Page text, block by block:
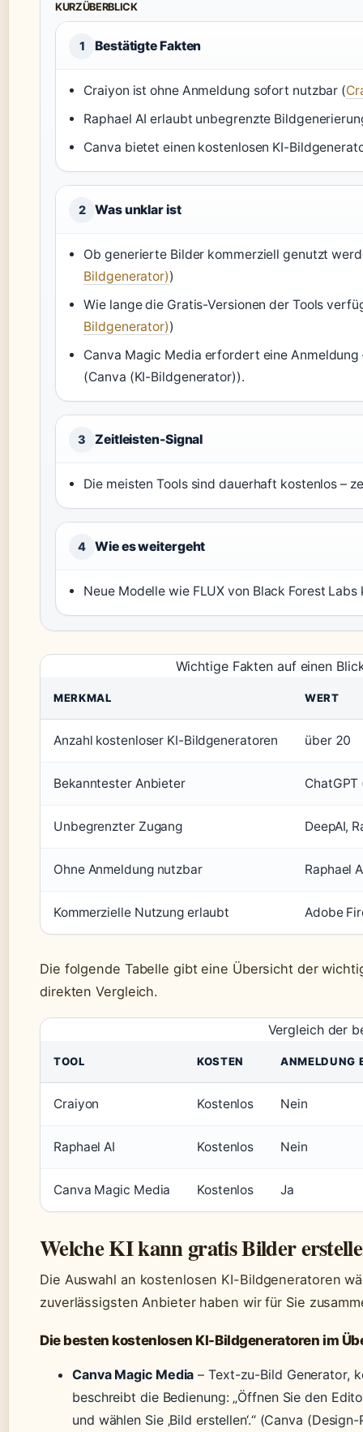
KURZÜBERBLICK
1 Bestätigte Fakten
Craiyon ist ohne Anmeldung sofort nutzbar (
Raphael AI erlaubt unbegrenzte
Canva bietet einen kostenlosen KI-
2 Was unklar ist
Ob generierte Bilder kommerziell genutzt
Bildgenerator))
Wie lange die Gratis-Versionen der Tools
Bildgenerator))
Canva Magic Media erfordert eine
(Canva (KI-Bildgenerator)).
3 Zeitleisten-Signal
Die meisten Tools sind dauerhaft kostenlos –
4 Wie es weitergeht
Neue Modelle wie FLUX von Black Forest
Wichtige Fakten auf einen
MERKMAL WERT
Anzahl kostenloser KI-Bildgeneratoren über 20
Bekanntester Anbieter ChatGPT
Unbegrenzter Zugang DeepAI,
Ohne Anmeldung nutzbar Raphael
Kommerzielle Nutzung erlaubt Adobe
Die folgende Tabelle gibt eine Übersicht der
direkten Vergleich.
Vergleich der
TOOL KOSTEN ANMELDUNG
Craiyon Kostenlos Nein
Raphael AI Kostenlos Nein
Canva Magic Media Kostenlos Ja
Welche KI kann gratis Bilder
Die Auswahl an kostenlosen KI-Bildgeneratoren
zuverlässigsten Anbieter haben wir für Sie
Die besten kostenlosen KI-Bildgeneratoren im
Canva Magic Media – Text-zu-Bild Generator,
beschreibt die Bedienung: „Öffnen Sie den
und wählen Sie ‚Bild erstellen‘.“ (Canva